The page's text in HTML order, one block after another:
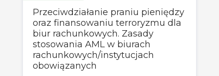
Przeciwdziałanie praniu pieniędzy
oraz finansowaniu terroryzmu dla
biur rachunkowych. Zasady
stosowania AML w biurach
rachunkowych/instytucjach
obowiązanych